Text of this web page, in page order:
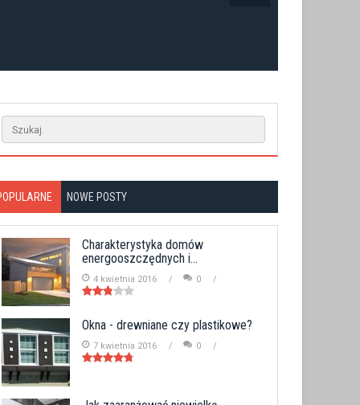
NOWE POSTY
Charakterystyka domów
energooszczędnych i...
4 kwietnia 2016 0
Okna - drewniane czy plastikowe?
7 kwietnia 2016 0